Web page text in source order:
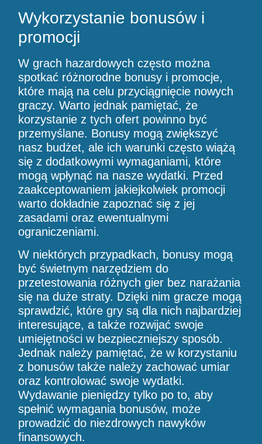
Wykorzystanie bonusów i
promocji
W grach hazardowych często można
spotkać różnorodne bonusy i promocje,
które mają na celu przyciągnięcie nowych
graczy. Warto jednak pamiętać, że
korzystanie z tych ofert powinno być
przemyślane. Bonusy mogą zwiększyć
nasz budżet, ale ich warunki często wiążą
się z dodatkowymi wymaganiami, które
mogą wpłynąć na nasze wydatki. Przed
zaakceptowaniem jakiejkolwiek promocji
warto dokładnie zapoznać się z jej
zasadami oraz ewentualnymi
ograniczeniami.
W niektórych przypadkach, bonusy mogą
być świetnym narzędziem do
przetestowania różnych gier bez narażania
się na duże straty. Dzięki nim gracze mogą
sprawdzić, które gry są dla nich najbardziej
interesujące, a także rozwijać swoje
umiejętności w bezpieczniejszy sposób.
Jednak należy pamiętać, że w korzystaniu
z bonusów także należy zachować umiar
oraz kontrolować swoje wydatki.
Wydawanie pieniędzy tylko po to, aby
spełnić wymagania bonusów, może
prowadzić do niezdrowych nawyków
finansowych.